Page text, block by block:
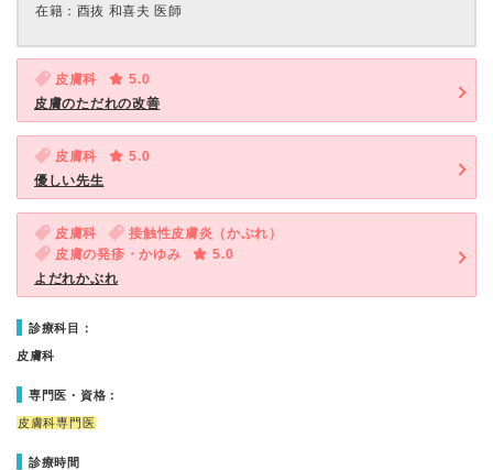
在籍：酉抜 和喜夫 医師
皮膚科
5.0
皮膚のただれの改善
皮膚科
5.0
優しい先生
皮膚科
接触性皮膚炎（かぶれ）
皮膚の発疹・かゆみ
5.0
よだれかぶれ
診療科目：
皮膚科
専門医・資格：
皮膚科専門医
診療時間